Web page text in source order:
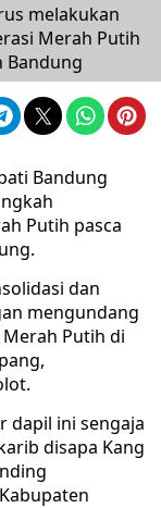
melakukan
Merah Putih
Bandung
Bandung
Putih pasca
dan
mengundang
Merah Putih di
dapil ini sengaja
disapa Kang